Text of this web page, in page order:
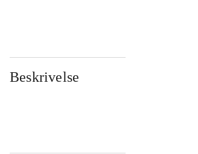
Beskrivelse